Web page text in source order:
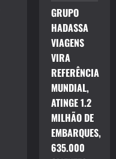
GRUPO
HADASSA
VIAGENS
VIRA
REFERÊNCIA
MUNDIAL,
ATINGE 1.2
MILHÃO DE
EMBARQUES,
635.000